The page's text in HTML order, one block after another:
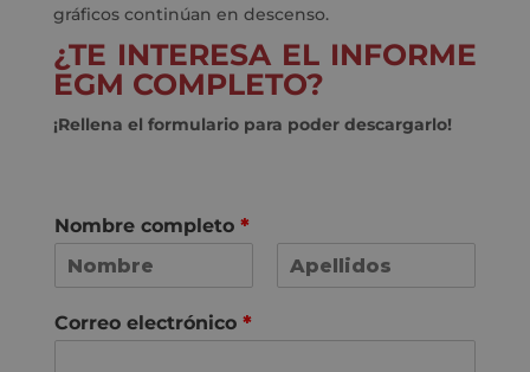
gráficos continúan en descenso.
¿TE INTERESA EL INFORME
EGM COMPLETO?
¡Rellena el formulario para poder descargarlo!
Nombre completo *
o
m
Correo electrónico *